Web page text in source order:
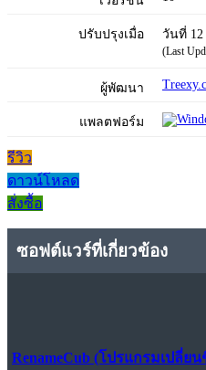
ปรับปรุงเมื่อ วันที่ 12
(Last
ผู้พัฒนา
แพลตฟอร์ม
รีวิว
ดาวน์โหลด
สั่งซื้อ
ซอฟต์แวร์ที่เกี่ยวข้อง
RenameCub (โปรแกรมเปลี่